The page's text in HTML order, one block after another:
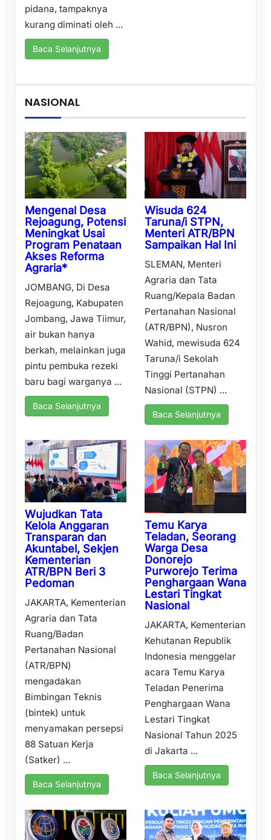
pidana, tampaknya
kurang diminati oleh ...
Baca Selanjutnya
NASIONAL
Mengenal Desa
Rejoagung, Potensi
Meningkat Usai
Program Penataan
Akses Reforma
Agraria*
JOMBANG, Di Desa
Rejoagung, Kabupaten
Jombang, Jawa Tiimur,
air bukan hanya
berkah, melainkan juga
pintu pembuka rezeki
baru bagi warganya ...
Baca Selanjutnya
Wisuda 624
Taruna/i STPN,
Menteri ATR/BPN
Sampaikan Hal Ini
SLEMAN, Menteri
Agraria dan Tata
Ruang/Kepala Badan
Pertanahan Nasional
(ATR/BPN), Nusron
Wahid, mewisuda 624
Taruna/i Sekolah
Tinggi Pertanahan
Nasional (STPN) ...
Baca Selanjutnya
Wujudkan Tata
Kelola Anggaran
Transparan dan
Akuntabel, Sekjen
Kementerian
ATR/BPN Beri 3
Pedoman
JAKARTA, Kementerian
Agraria dan Tata
Ruang/Badan
Pertanahan Nasional
(ATR/BPN)
mengadakan
Bimbingan Teknis
(bintek) untuk
menyamakan persepsi
88 Satuan Kerja
(Satker) ...
Baca Selanjutnya
Temu Karya
Teladan, Seorang
Warga Desa
Donorejo
Purworejo Terima
Penghargaan Wana
Lestari Tingkat
Nasional
JAKARTA, Kementerian
Kehutanan Republik
Indonesia menggelar
acara Temu Karya
Teladan Penerima
Penghargaan Wana
Lestari Tingkat
Nasional Tahun 2025
di Jakarta ...
Baca Selanjutnya